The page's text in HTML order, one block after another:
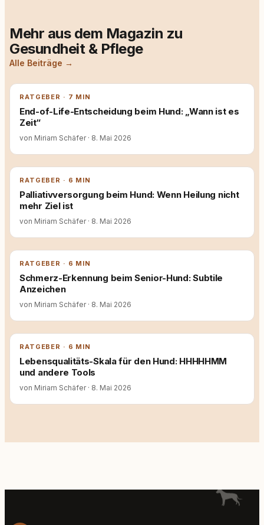
Mehr aus dem Magazin zu
Gesundheit & Pflege
Alle Beiträge →
RATGEBER · 7 MIN
End-of-Life-Entscheidung beim Hund: „Wann ist es
Zeit“
von Miriam Schäfer · 8. Mai 2026
RATGEBER · 6 MIN
Palliativversorgung beim Hund: Wenn Heilung nicht
mehr Ziel ist
von Miriam Schäfer · 8. Mai 2026
RATGEBER · 6 MIN
Schmerz-Erkennung beim Senior-Hund: Subtile
Anzeichen
von Miriam Schäfer · 8. Mai 2026
RATGEBER · 6 MIN
Lebensqualitäts-Skala für den Hund: HHHHHMM
und andere Tools
von Miriam Schäfer · 8. Mai 2026